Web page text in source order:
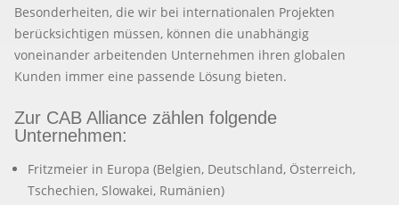
Besonderheiten, die wir bei internationalen Projekten
berücksichtigen müssen, können die unabhängig
voneinander arbeitenden Unternehmen ihren globalen
Kunden immer eine passende Lösung bieten.
Zur CAB Alliance zählen folgende
Unternehmen:
Fritzmeier in Europa (Belgien, Deutschland, Österreich,
Tschechien, Slowakei, Rumänien)